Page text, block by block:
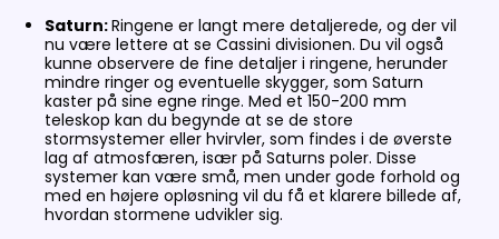
Saturn:Ringene er langt mere detaljerede, og der vil
nu være lettere at se Cassini divisionen. Du vil også
kunne observere de fine detaljer i ringene, herunder
mindre ringer og eventuelle skygger, som Saturn
kaster på sine egne ringe. Med et 150-200 mm
teleskop kan du begynde at se de store
stormsystemer eller hvirvler, som findes i de øverste
lag af atmosfæren, især på Saturns poler. Disse
systemer kan være små, men under gode forhold og
med en højere opløsning vil du få et klarere billede af,
hvordan stormene udvikler sig.